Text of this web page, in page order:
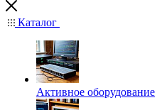
Каталог
Активное оборудование